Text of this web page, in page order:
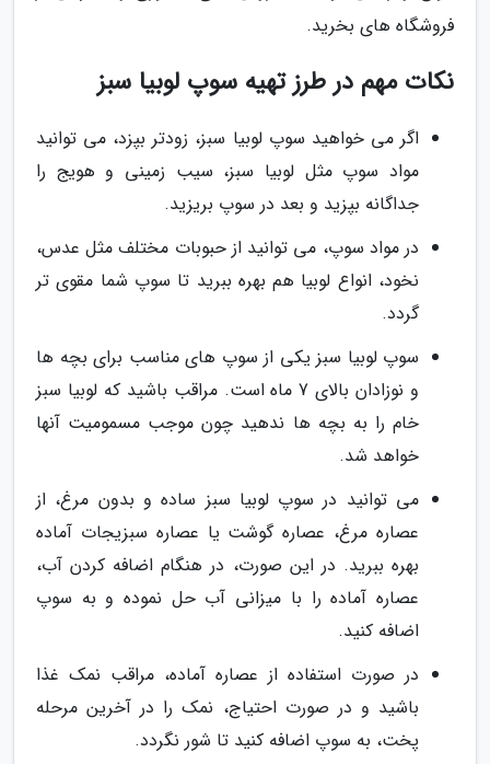
فروشگاه های بخرید.
نکات مهم در طرز تهیه سوپ لوبیا سبز
اگر می خواهید سوپ لوبیا سبز، زودتر بپزد، می توانید
مواد سوپ مثل لوبیا سبز، سیب زمینی و هویج را
جداگانه بپزید و بعد در سوپ بریزید.
در مواد سوپ، می توانید از حبوبات مختلف مثل عدس،
نخود، انواع لوبیا هم بهره ببرید تا سوپ شما مقوی تر
گردد.
سوپ لوبیا سبز یکی از سوپ های مناسب برای بچه ها
و نوزادان بالای 7 ماه است. مراقب باشید که لوبیا سبز
خام را به بچه ها ندهید چون موجب مسمومیت آنها
خواهد شد.
می توانید در سوپ لوبیا سبز ساده و بدون مرغ، از
عصاره مرغ، عصاره گوشت یا عصاره سبزیجات آماده
بهره ببرید. در این صورت، در هنگام اضافه کردن آب،
عصاره آماده را با میزانی آب حل نموده و به سوپ
اضافه کنید.
در صورت استفاده از عصاره آماده، مراقب نمک غذا
باشید و در صورت احتیاج، نمک را در آخرین مرحله
پخت، به سوپ اضافه کنید تا شور نگردد.